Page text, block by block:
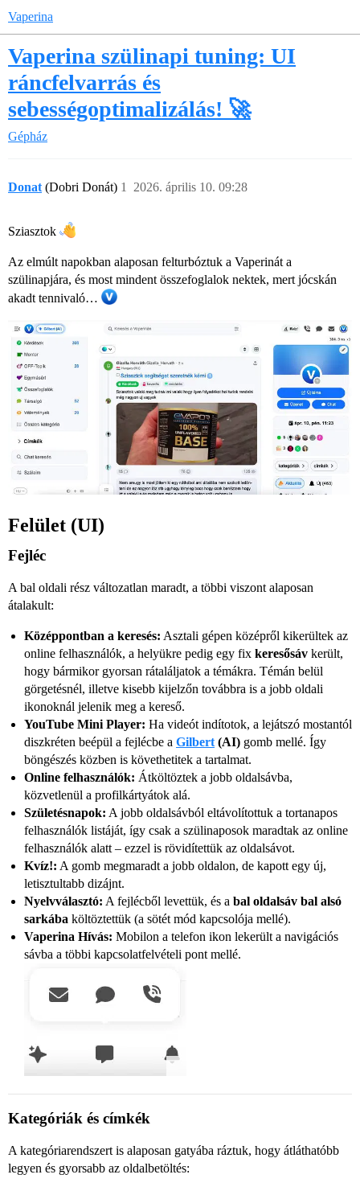
Vaperina
Vaperina szülinapi tuning: UI
ráncfelvarrás és
sebességoptimalizálás! 🚀
Gépház
Donat (Dobri Donát) 2026. április 10. 09:28
1
Sziasztok
Az elmúlt napokban alaposan felturbóztuk a Vaperinát a
szülinapjára, és most mindent összefoglalok nektek, mert jócskán
akadt tennivaló…
Felület (UI)
Fejléc
A bal oldali rész változatlan maradt, a többi viszont alaposan
átalakult:
Középpontban a keresés: Asztali gépen középről kikerültek az
online felhasználók, a helyükre pedig egy fix keresősáv került,
hogy bármikor gyorsan rátaláljatok a témákra. Témán belül
görgetésnél, illetve kisebb kijelzőn továbbra is a jobb oldali
ikonoknál jelenik meg a kereső.
YouTube Mini Player: Ha videót indítotok, a lejátszó mostantól
diszkréten beépül a fejlécbe a Gilbert (AI) gomb mellé. Így
böngészés közben is követhetitek a tartalmat.
Online felhasználók: Átköltöztek a jobb oldalsávba,
közvetlenül a profilkártyátok alá.
Születésnapok: A jobb oldalsávból eltávolítottuk a tortanapos
felhasználók listáját, így csak a szülinaposok maradtak az online
felhasználók alatt – ezzel is rövidítettük az oldalsávot.
Kvíz!: A gomb megmaradt a jobb oldalon, de kapott egy új,
letisztultabb dizájnt.
Nyelvválasztó: A fejlécből levettük, és a bal oldalsáv bal alsó
sarkába költöztettük (a sötét mód kapcsolója mellé).
Vaperina Hívás: Mobilon a telefon ikon lekerült a navigációs
sávba a többi kapcsolatfelvételi pont mellé.
Kategóriák és címkék
A kategóriarendszert is alaposan gatyába ráztuk, hogy átláthatóbb
legyen és gyorsabb az oldalbetöltés: